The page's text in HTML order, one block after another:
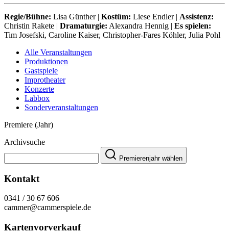
Regie/Bühne: Lisa Günther | Kostüm: Liese Endler | Assistenz:
Christin Rakete | Dramaturgie: Alexandra Hennig | Es spielen:
Tim Josefski, Caroline Kaiser, Christopher-Fares Köhler, Julia Pohl
Alle Veranstaltungen
Produktionen
Gastspiele
Improtheater
Konzerte
Labbox
Sonderveranstaltungen
Premiere (Jahr)
Archivsuche
Premierenjahr wählen
Kontakt
0341 / 30 67 606
cammer@cammerspiele.de
Kartenvorverkauf